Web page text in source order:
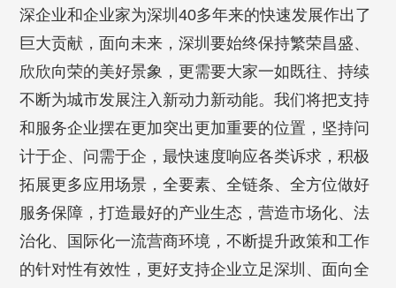
深企业和企业家为深圳40多年来的快速发展作出了
巨大贡献，面向未来，深圳要始终保持繁荣昌盛、
欣欣向荣的美好景象，更需要大家一如既往、持续
不断为城市发展注入新动力新动能。我们将把支持
和服务企业摆在更加突出更加重要的位置，坚持问
计于企、问需于企，最快速度响应各类诉求，积极
拓展更多应用场景，全要素、全链条、全方位做好
服务保障，打造最好的产业生态，营造市场化、法
治化、国际化一流营商环境，不断提升政策和工作
的针对性有效性，更好支持企业立足深圳、面向全